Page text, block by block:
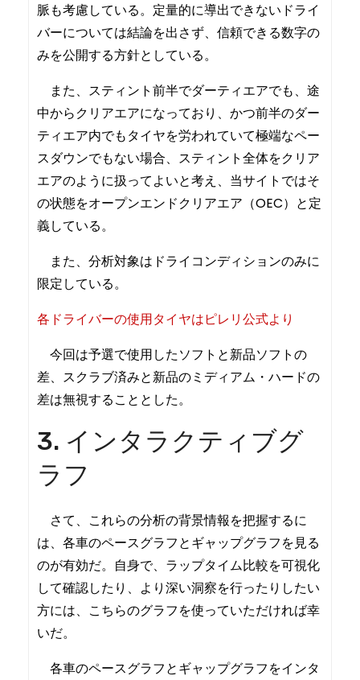
脈も考慮している。定量的に導出できないドライ
バーについては結論を出さず、信頼できる数字の
みを公開する方針としている。
また、スティント前半でダーティエアでも、途
中からクリアエアになっており、かつ前半のダー
ティエア内でもタイヤを労われていて極端なペー
スダウンでもない場合、スティント全体をクリア
エアのように扱ってよいと考え、当サイトではそ
の状態をオープンエンドクリアエア（OEC）と定
義している。
また、分析対象はドライコンディションのみに
限定している。
各ドライバーの使用タイヤはピレリ公式より
今回は予選で使用したソフトと新品ソフトの
差、スクラブ済みと新品のミディアム・ハードの
差は無視することとした。
3. インタラクティブグ
ラフ
さて、これらの分析の背景情報を把握するに
は、各車のペースグラフとギャップグラフを見る
のが有効だ。自身で、ラップタイム比較を可視化
して確認したり、より深い洞察を行ったりしたい
方には、こちらのグラフを使っていただければ幸
いだ。
各車のペースグラフとギャップグラフをインタ